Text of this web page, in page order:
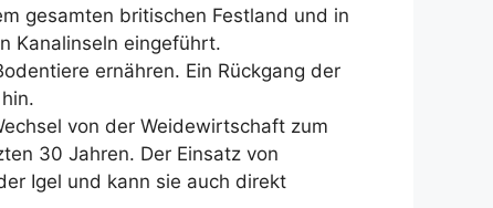
gesamten britischen Festland und in
Kanalinseln eingeführt.
ernähren. Ein Rückgang der
von der Weidewirtschaft zum
30 Jahren. Der Einsatz von
Igel und kann sie auch direkt